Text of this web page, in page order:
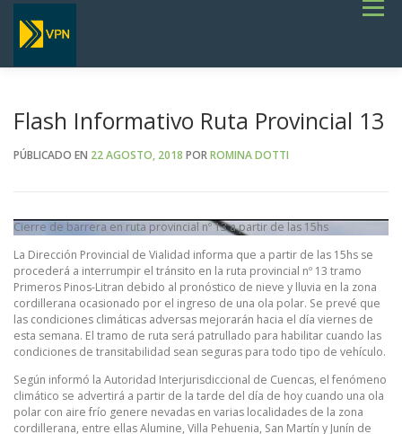
Saltar
contenido
Menú
SERVICIOS
TERMINOS DE REFERENCIA GENERALES- OBRAS VIALES
Flash Informativo Ruta Provincial 13
PÚBLICADO EN 22 AGOSTO, 2018 PORROMINA DOTTI
Cierre de barrera en ruta provincial nº 13 a partir de las 15hs
La Dirección Provincial de Vialidad informa que a partir de las 15hs se
procederá a interrumpir el tránsito en la ruta provincial nº 13 tramo
Primeros Pinos-Litran debido al pronóstico de nieve y lluvia en la zona
cordillerana ocasionado por el ingreso de una ola polar. Se prevé que
las condiciones climáticas adversas mejorarán hacia el día viernes de
esta semana. El tramo de ruta será patrullado para habilitar cuando las
condiciones de transitabilidad sean seguras para todo tipo de vehículo.
Según informó la Autoridad Interjurisdiccional de Cuencas, el fenómeno
climático se advertirá a partir de la tarde del día de hoy cuando una ola
polar con aire frío genere nevadas en varias localidades de la zona
cordillerana, entre ellas Alumine, Villa Pehuenia, San Martín y Junín de